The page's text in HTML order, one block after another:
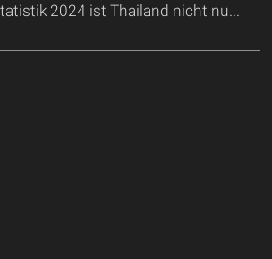
2024 ist Thailand nicht nu...